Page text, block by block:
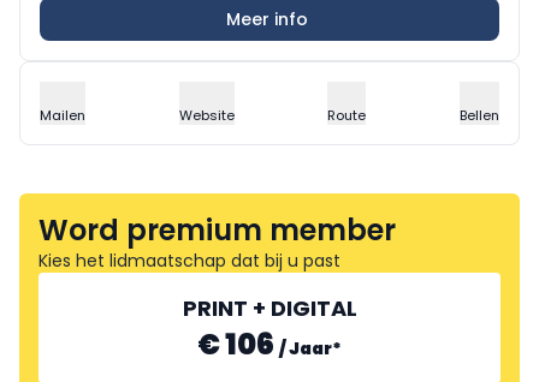
Meer info
Mailen Website Route Bellen
Word premium member
Kies het lidmaatschap dat bij u past
PRINT + DIGITAL
€ 106 /Jaar*